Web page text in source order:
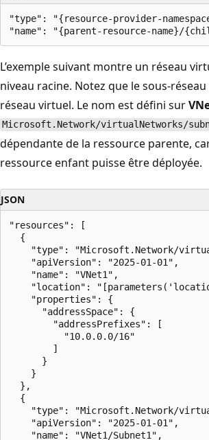
"type": "{resource-provider-
L’exemple suivant montre un réseau
niveau racine. Notez que le sous-
réseau virtuel. Le nom est défini sur
Microsoft.Network/virtualNetworks/
dépendante de la ressource parente,
ressource enfant puisse être déployée.
JSON
"resources": [
  {
"type": "Microsoft.Network/
    "apiVersion": "2025-01-01",
    "name": "VNet1",
"location":
    "properties": {
      "addressSpace": {
        "addressPrefixes": [
          "10.0.0.0/16"
        ]
      }
    }
  },
  {
"type": "Microsoft.Network/
    "apiVersion": "2025-01-01",
    "name": "VNet1/Subnet1",